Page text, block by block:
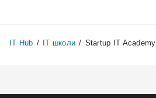
IT Hub / IT школи / Startup IT Academy